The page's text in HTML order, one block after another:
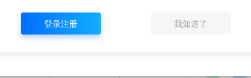
登录注册 我知道了